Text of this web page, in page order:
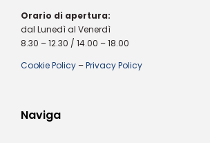
Orario di apertura:
dal Lunedì al Venerdì
8.30 – 12.30 / 14.00 – 18.00
Cookie Policy –Privacy Policy
Naviga